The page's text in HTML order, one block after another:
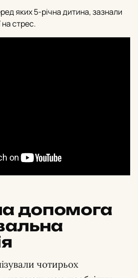
яких 5-річна дитина, зазнали
на стрес.
допомога
чотирьох